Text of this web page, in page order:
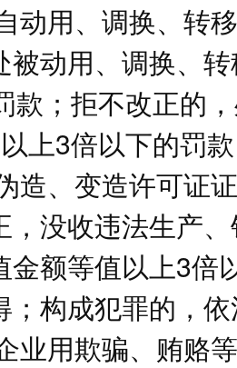
动用、调换、转
被动用、调换、
款；拒不改正的
上3倍以下的罚
造、变造许可证
，没收违法生产
金额等值以上3倍
；构成犯罪的，
业用欺骗、贿赂